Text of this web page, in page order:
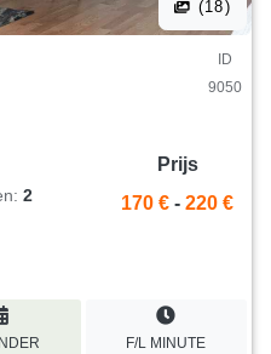
(18)
ID
9050
2
Prijs
170 € - 220 €
F/L MINUTE